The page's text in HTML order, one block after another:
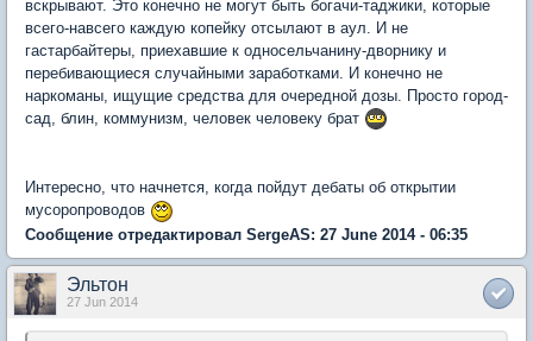
вскрывают. Это конечно не могут быть богачи-таджики, которые
всего-навсего каждую копейку отсылают в аул. И не
гастарбайтеры, приехавшие к односельчанину-дворнику и
перебивающиеся случайными заработками. И конечно не
наркоманы, ищущие средства для очередной дозы. Просто город-
сад, блин, коммунизм, человек человеку брат
Интересно, что начнется, когда пойдут дебаты об открытии
мусоропроводов
Сообщение отредактировал SergeAS: 27 June 2014 - 06:35
Эльтон
27 Jun 2014